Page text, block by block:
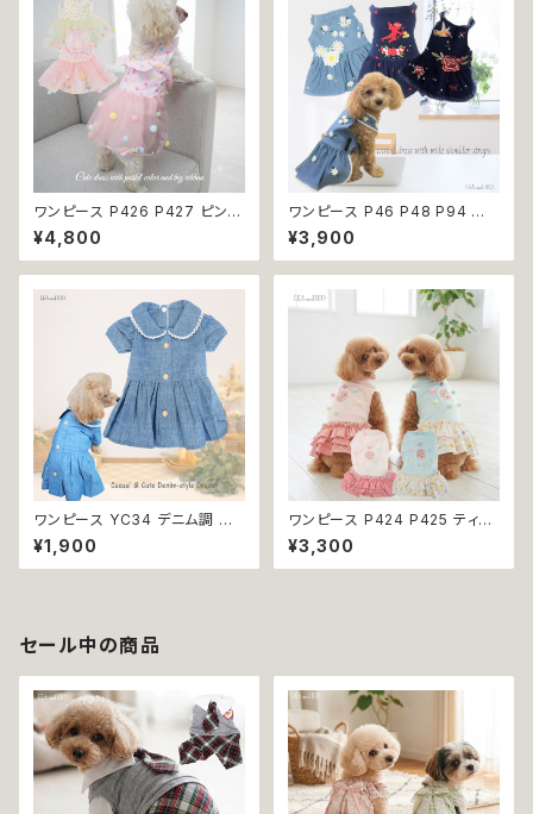
エア 女の子 小型犬 おしゃれ か
わいい 可愛い 透け感 コットン
返品交換不可
かけ 返品交換不可
ワンピース P426 P427 ピンク
ホワイト ハンドメイド ビーズ 揺
れる リボン レース ドッグウェア
春夏 ドッグウエア ドッグ ウェア
プル 犬洋服 猫洋服 春 夏 洋服
女の子 男の子 小型 おしゃれ か
わいい 送料無料 返品交換不可
¥4,800
ワンピース P46 P48 P94 犬
服 フラワー デニム調 トップス ナ
チュラル ハンドメイド ブルー 青
花 パール風 ビーズ ドッグ ウェ
服 犬の服 犬洋服 洋服 女の子
小型 小型犬 猫 おしゃれ かわい
い 返品交換不可
¥3,900
ワンピース YC34 デニム調 紺
レース シンプル 女の子 春 夏
犬 犬服 小型 猫 服 洋服 ペット
dog ドッグウェア おしゃれ かわ
¥1,900
ワンピース P424 P425 ティア
ード ドット 水玉 ハンドメイド ド
ッグウェア 春夏 ドッグウエア ド
ッグ ウェア 犬 猫 ペット 服 犬服
¥3,300
セール中の商品